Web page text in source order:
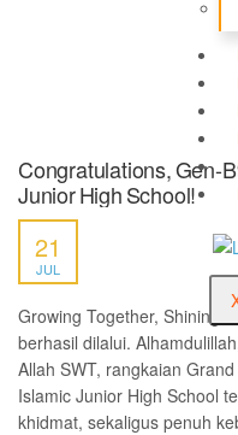
Congratulations, Gen-
Junior High School!
21
JUL
Growing Together, Shining
berhasil dilalui.
Allah SWT, rangkaian
Islamic Junior High School
khidmat, sekaligus penuh